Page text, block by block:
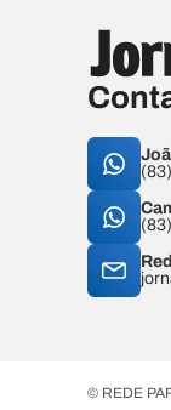
© REDE